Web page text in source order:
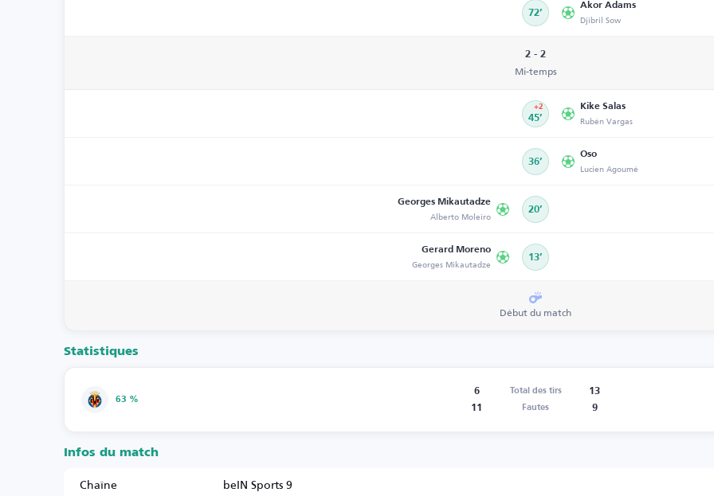
72’
Akor Adams
Djibril Sow
2 - 2
Mi-temps
45’
+2 Kike Salas
Rubén Vargas
36’
Oso
Lucien Agoumé
Georges Mikautadze
Alberto Moleiro 20’
Gerard Moreno
Georges Mikautadze 13’
Début du match
Statistiques
63 %
6 Total des tirs
13
11
Fautes 9
Infos du match
Chaîne
beIN Sports 9